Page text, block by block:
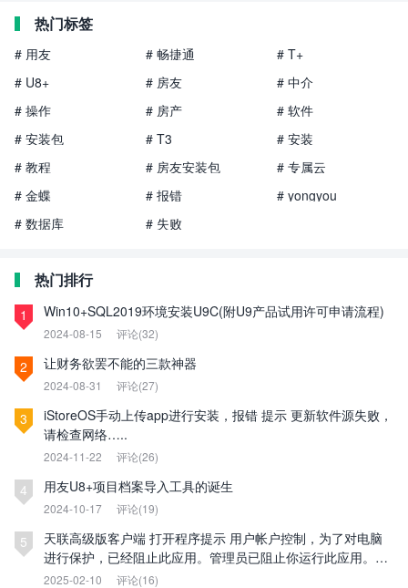
热门标签
# 用友 # 畅捷通
# T+
# U8+
# 房友
# 中介
# 操作
# 房产
# 软件
# 安装包
# T3
# 安装
# 教程
# 房友安装包
# 专属云
# 金蝶
# 报错
# yongyou
# 数据库
# 失败
热门排行
1 Win10+SQL2019环境安装U9C(附U9产品试用许可申请流程)
2024-08-15 评论(32)
2 让财务欲罢不能的三款神器
2024-08-31 评论(27)
3
iStoreOS手动上传app进行安装，报错 提示 更新软件源失败，
请检查网络…..
2024-11-22 评论(26)
4 用友U8+项目档案导入工具的诞生
2024-10-17 评论(19)
5
天联高级版客户端 打开程序提示 用户帐户控制，为了对电脑
进行保护，已经阻止此应用。管理员已阻止你运行此应用。有
关详细信息，请与管理员联系。
2025-02-10 评论(16)